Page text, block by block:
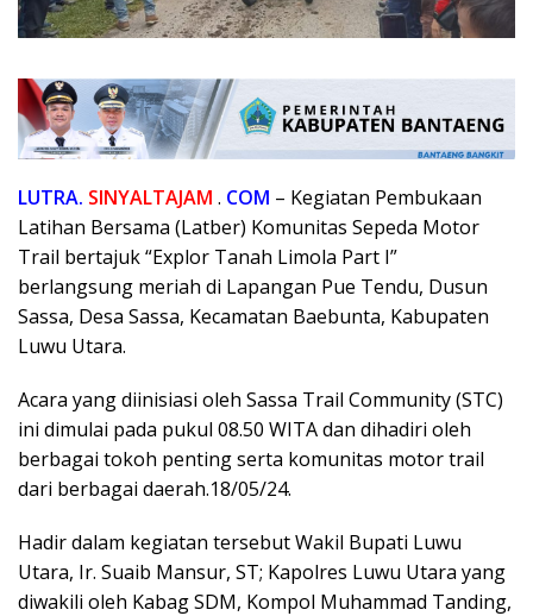
LUTRA. SINYALTAJAM . COM – Kegiatan Pembukaan
Latihan Bersama (Latber) Komunitas Sepeda Motor
Trail bertajuk “Explor Tanah Limola Part I”
berlangsung meriah di Lapangan Pue Tendu, Dusun
Sassa, Desa Sassa, Kecamatan Baebunta, Kabupaten
Luwu Utara.
Acara yang diinisiasi oleh Sassa Trail Community (STC)
ini dimulai pada pukul 08.50 WITA dan dihadiri oleh
berbagai tokoh penting serta komunitas motor trail
dari berbagai daerah.18/05/24.
Hadir dalam kegiatan tersebut Wakil Bupati Luwu
Utara, Ir. Suaib Mansur, ST; Kapolres Luwu Utara yang
diwakili oleh Kabag SDM, Kompol Muhammad Tanding,